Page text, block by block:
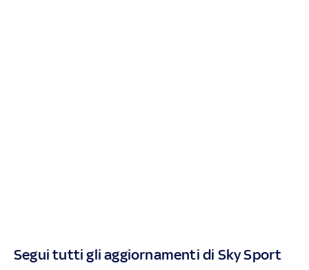
Segui tutti gli aggiornamenti di Sky Sport